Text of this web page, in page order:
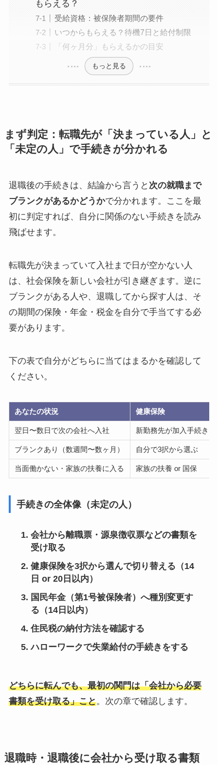
もらえる？
受給資格：被保険者期間の要件
いつからもらえる？待機7日と給付制限
「何ヶ月分」もらえるかの目安
もっと見る
まず判定：転職先が「決まっている人」と
「未定の人」で手続きが分かれる
退職後の手続きは、結論から言うと 次の就職まで
ブランクがあるかどうかで分かれます。ここを最
初に判定すれば、自分に関係のない手続きを読み
飛ばせます。
転職先が決まっていて入社まで日が空かない人
は、社会保険を新しい会社が引き継ぎます。逆に
ブランクがある人や、退職してから探す人は、そ
の期間の保険・年金・税金を自分で手当てする必
要があります。
下の表で自分がどちらに当てはまるかを確認して
ください。
あなたの状況 健康保険
翌日〜数日で次の会社へ入社 新勤務先が加入手続き
ブランクあり（数週間〜数ヶ月） 自分で3択から選ぶ
当面働かない・家族の扶養に入る 家族の扶養 or 国保
手続きの全体像（未定の人）
会社から離職票・源泉徴収票などの書類を
受け取る
健康保険を3択から選んで切り替える（14
日 or 20日以内）
国民年金（第1号被保険者）へ種別変更す
る（14日以内）
住民税の納付方法を確認する
ハローワークで失業給付の手続きをする
どちらに転んでも、最初の関門は「会社から必要
書類を受け取る」こと。次の章で確認します。
退職時・退職後に会社から受け取る書類